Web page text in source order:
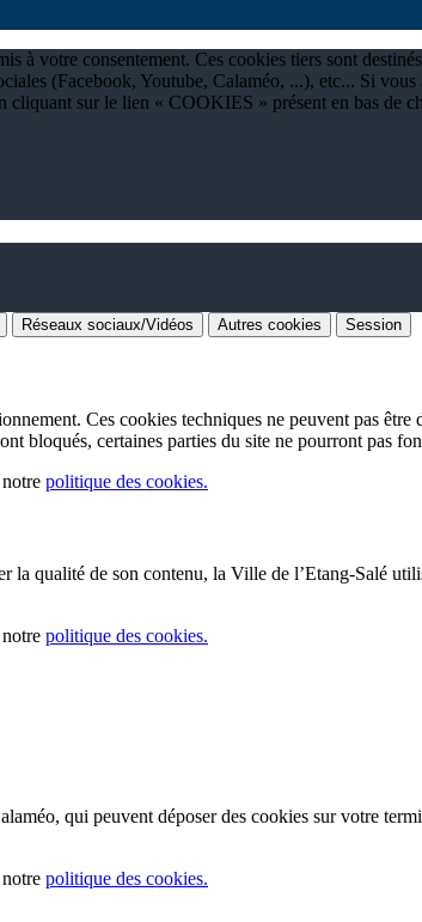
à votre consentement. Ces cookies tiers sont
(Facebook, Youtube, Calaméo, ...), etc... Si
cliquant sur le lien « COOKIES » présent en bas de
Réseaux sociaux/Vidéos Autres cookies Session
Ces cookies techniques ne peuvent pas être
bloqués, certaines parties du site ne pourront pas
politique des cookies.
la qualité de son contenu, la Ville de l’Etang-Salé
politique des cookies.
qui peuvent déposer des cookies sur votre
politique des cookies.